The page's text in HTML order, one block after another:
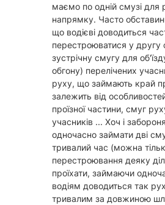
маємо по одній смузі
напрямку. Часто
що водієві доводиться
перестроюватися у другу
зустрічну смугу для
обгону) перелічених
руху, що займають край
залежить від
проїзної частини, смуг
учасників ... Хоч і
одночасно займати дві
тривалий час (можна
перестроювання деяку
проїхати, займаючи
водіям доводиться так
тривалим за довжиною